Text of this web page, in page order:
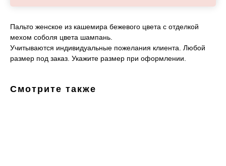
Пальто женское из кашемира бежевого цвета с отделкой
мехом соболя цвета шампань.
Учитываются индивидуальные пожелания клиента. Любой
размер под заказ. Укажите размер при оформлении.
Смотрите также